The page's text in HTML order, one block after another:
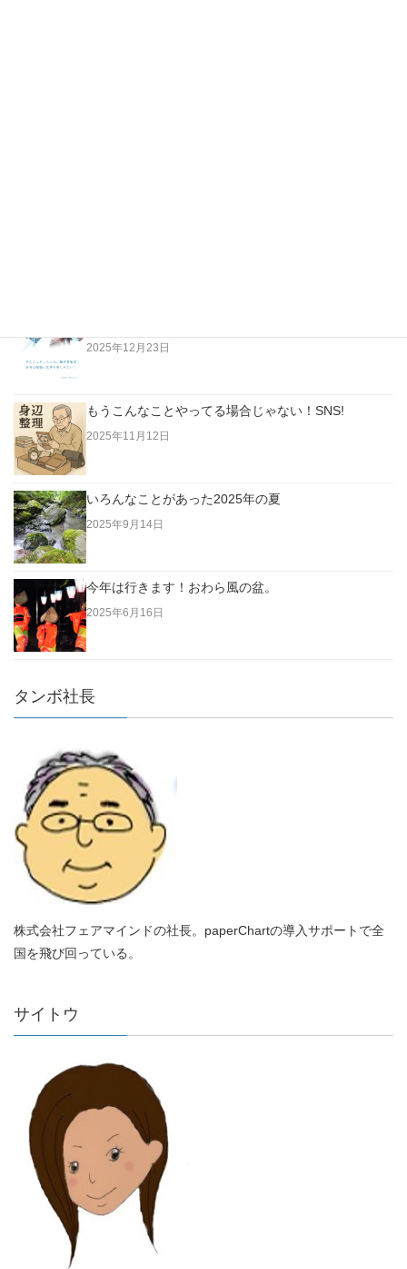
2025年12月23日
もうこんなことやってる場合じゃない！SNS!
2025年11月12日
いろんなことがあった2025年の夏
2025年9月14日
今年は行きます！おわら風の盆。
2025年6月16日
タンボ社長
株式会社フェアマインドの社長。paperChartの導入サポートで全
国を飛び回っている。
サイトウ